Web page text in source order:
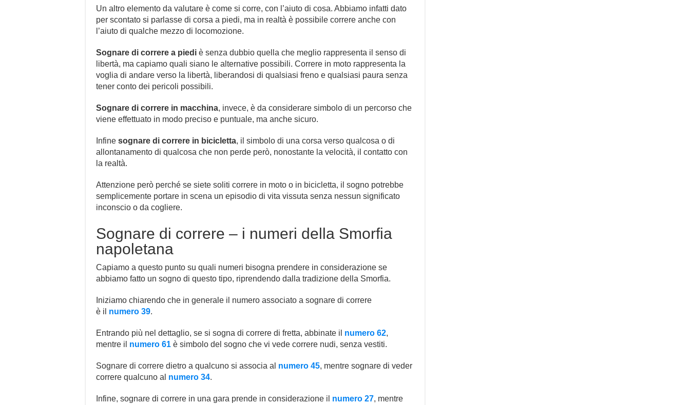
Un altro elemento da valutare è come si corre, con l’aiuto di cosa. Abbiamo infatti dato
per scontato si parlasse di corsa a piedi, ma in realtà è possibile correre anche con
l’aiuto di qualche mezzo di locomozione.
Sognare di correre a piedi è senza dubbio quella che meglio rappresenta il senso di
libertà, ma capiamo quali siano le alternative possibili. Correre in moto rappresenta la
voglia di andare verso la libertà, liberandosi di qualsiasi freno e qualsiasi paura senza
tener conto dei pericoli possibili.
Sognare di correre in macchina, invece, è da considerare simbolo di un percorso che
viene effettuato in modo preciso e puntuale, ma anche sicuro.
Infine sognare di correre in bicicletta, il simbolo di una corsa verso qualcosa o di
allontanamento di qualcosa che non perde però, nonostante la velocità, il contatto con
la realtà.
Attenzione però perché se siete soliti correre in moto o in bicicletta, il sogno potrebbe
semplicemente portare in scena un episodio di vita vissuta senza nessun significato
inconscio o da cogliere.
Sognare di correre – i numeri della Smorfia
napoletana
Capiamo a questo punto su quali numeri bisogna prendere in considerazione se
abbiamo fatto un sogno di questo tipo, riprendendo dalla tradizione della Smorfia.
Iniziamo chiarendo che in generale il numero associato a sognare di correre
è il numero 39.
Entrando più nel dettaglio, se si sogna di correre di fretta, abbinate il numero 62,
mentre il numero 61 è simbolo del sogno che vi vede correre nudi, senza vestiti.
Sognare di correre dietro a qualcuno si associa al numero 45, mentre sognare di veder
correre qualcuno al numero 34.
Infine, sognare di correre in una gara prende in considerazione il numero 27, mentre